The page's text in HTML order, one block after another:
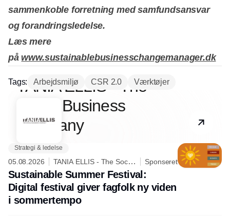
sammenkoble forretning med samfundsansvar
og forandringsledelse.
Læs mere
på www.sustainablebusinesschangemanager.dk
Tags: Arbejdsmiljø CSR 2.0 Værktøjer
TANIA ELLIS - The
Social Business
Company
Strategi & ledelse
05.08.2026
TANIA ELLIS - The Social
Business Company
Sponseret
Sustainable Summer Festival:
Digital festival giver fagfolk ny viden
i sommertempo